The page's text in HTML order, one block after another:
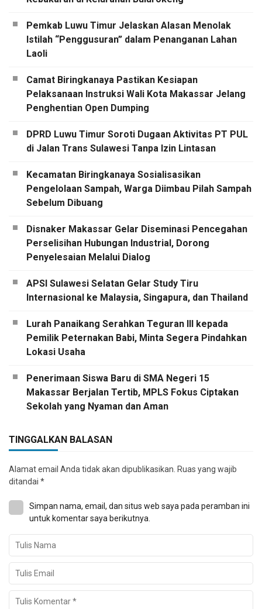
Pemkab Luwu Timur Jelaskan Alasan Menolak
Istilah “Penggusuran” dalam Penanganan Lahan
Laoli
Camat Biringkanaya Pastikan Kesiapan
Pelaksanaan Instruksi Wali Kota Makassar Jelang
Penghentian Open Dumping
DPRD Luwu Timur Soroti Dugaan Aktivitas PT PUL
di Jalan Trans Sulawesi Tanpa Izin Lintasan
Kecamatan Biringkanaya Sosialisasikan
Pengelolaan Sampah, Warga Diimbau Pilah Sampah
Sebelum Dibuang
Disnaker Makassar Gelar Diseminasi Pencegahan
Perselisihan Hubungan Industrial, Dorong
Penyelesaian Melalui Dialog
APSI Sulawesi Selatan Gelar Study Tiru
Internasional ke Malaysia, Singapura, dan Thailand
Lurah Panaikang Serahkan Teguran III kepada
Pemilik Peternakan Babi, Minta Segera Pindahkan
Lokasi Usaha
Penerimaan Siswa Baru di SMA Negeri 15
Makassar Berjalan Tertib, MPLS Fokus Ciptakan
Sekolah yang Nyaman dan Aman
TINGGALKAN BALASAN
Alamat email Anda tidak akan dipublikasikan. Ruas yang wajib
ditandai *
Simpan nama, email, dan situs web saya pada peramban ini
untuk komentar saya berikutnya.